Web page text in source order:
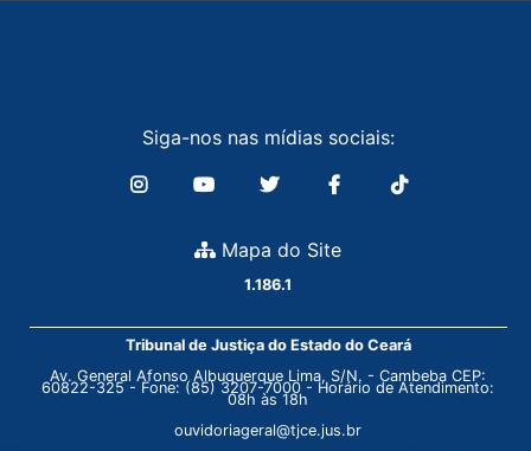
Siga-nos nas mídias sociais:
Mapa do Site
1.186.1
Tribunal de Justiça do Estado do Ceará
Av. General Afonso Albuquerque Lima, S/N. - Cambeba CEP:
60822-325 - Fone: (85) 3207-7000 - Horário de Atendimento:
08h às 18h
ouvidoriageral@tjce.jus.br